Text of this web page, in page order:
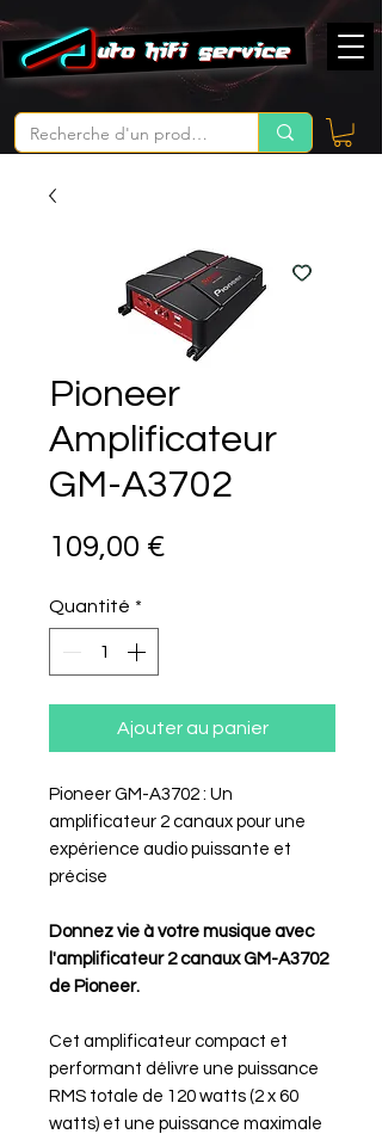
Pioneer
Amplificateur
GM-A3702
109,00 €
Quantité *
Ajouter au panier
Pioneer GM-A3702 : Un
amplificateur 2 canaux pour une
expérience audio puissante et
précise
Donnez vie à votre musique avec
l'amplificateur 2 canaux GM-A3702
de Pioneer.
Cet amplificateur compact et
performant délivre une puissance
RMS totale de 120 watts (2 x 60
watts) et une puissance maximale